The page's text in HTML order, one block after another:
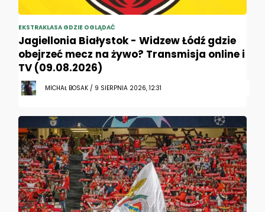
EKSTRAKLASA GDZIE OGLĄDAĆ
Jagiellonia Białystok - Widzew Łódź gdzie
obejrzeć mecz na żywo? Transmisja online i
TV (09.08.2026)
MICHAŁ BOSAK / 9 SIERPNIA 2026, 12:31